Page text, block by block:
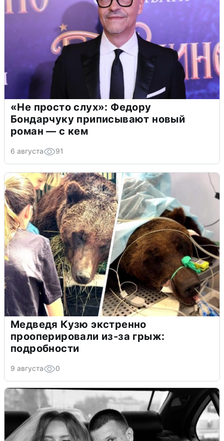
«Не просто слух»: Федору
Бондарчуку приписывают новый
роман — с кем
6 августа 91
Медведя Кузю экстренно
прооперировали из-за грыж:
подробности
9 августа 0